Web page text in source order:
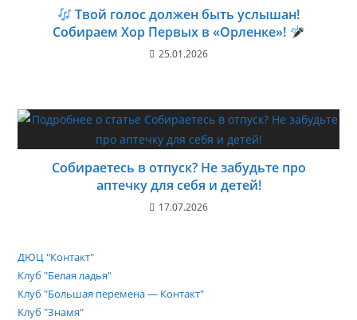
Твой голос должен быть услышан!
Собираем Хор Первых в «Орленке»!
25.01.2026
Собираетесь в отпуск? Не забудьте про
аптечку для себя и детей!
17.07.2026
ДЮЦ "Контакт"
Клуб "Белая ладья"
Клуб "Большая перемена — Контакт"
Клуб "Знамя"